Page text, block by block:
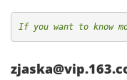
If you want to know